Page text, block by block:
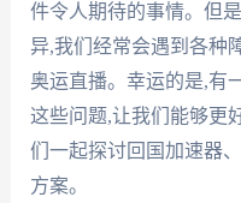
件令人期待的事情。但
异,我们经常会遇到各种
奥运直播。幸运的是,有
这些问题,让我们能够更
们一起探讨回国加速器
方案。